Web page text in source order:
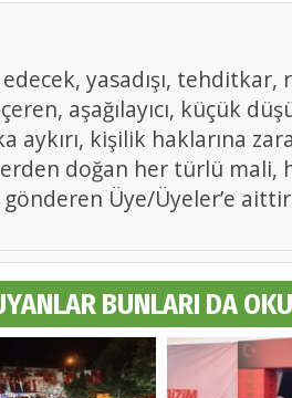
yasadışı, tehditkar,
aşağılayıcı, küçük
aykırı, kişilik haklarına
doğan her türlü mali,
Üye/Üyeler’e
BUNLARI DA